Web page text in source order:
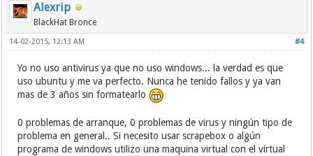
Alexrip
BlackHat Bronce
#4
14-02-2015, 12:13 AM
Yo no uso antivirus ya que no uso windows... la verdad es que
uso ubuntu y me va perfecto. Nunca he tenido fallos y ya van
mas de 3 años sin formatearlo
0 problemas de arranque, 0 problemas de virus y ningún tipo de
problema en general.. Si necesito usar scrapebox o algún
programa de windows utilizo una maquina virtual con el virtual